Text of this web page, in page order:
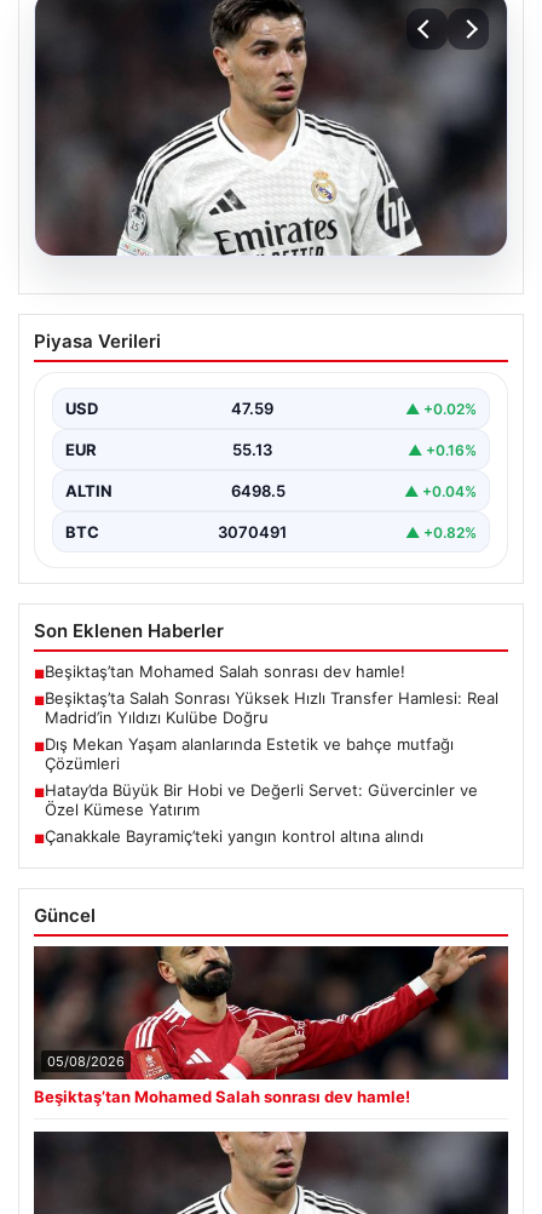
04.08.2026
Beşiktaş’ta Salah Sonrası Yüksek Hızlı
Transfer Hamlesi: Real Madrid’in Yıldızı
Yeni sezon öncesinde güçlü bir kadro kurma
transferinden olumsuz…
Piyasa Verileri
USD 47.59 ▲ +0.02%
EUR 55.13 ▲ +0.16%
ALTIN 6498.5 ▲ +0.04%
BTC 3070491 ▲ +0.82%
Son Eklenen Haberler
■Beşiktaş’tan Mohamed Salah sonrası dev hamle!
■Beşiktaş’ta Salah Sonrası Yüksek Hızlı Transfer Hamlesi: Real
Madrid’in Yıldızı Kulübe Doğru
■Dış Mekan Yaşam alanlarında Estetik ve bahçe mutfağı
Çözümleri
■Hatay’da Büyük Bir Hobi ve Değerli Servet: Güvercinler ve
Özel Kümese Yatırım
■Çanakkale Bayramiç’teki yangın kontrol altına alındı
Güncel
05/08/2026
Beşiktaş’tan Mohamed Salah sonrası dev hamle!